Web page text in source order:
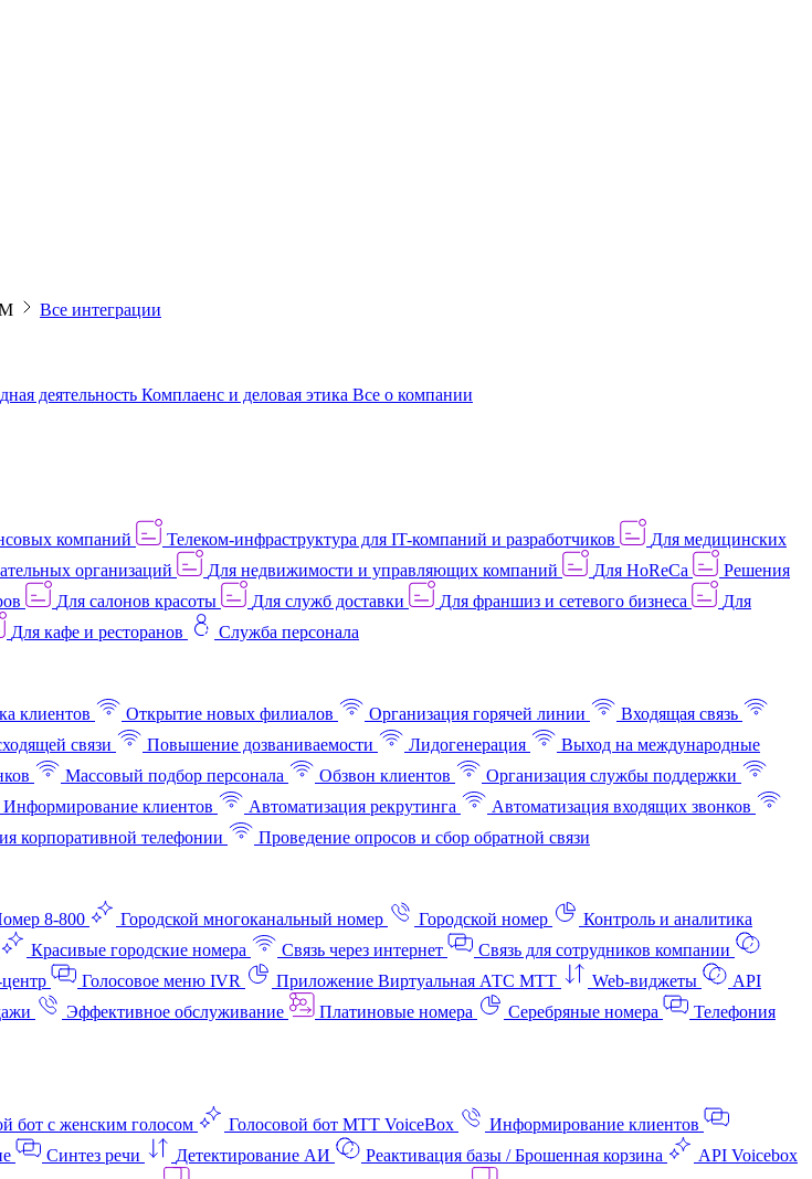
Все интеграции
деятельность Комплаенс и деловая этика Все о компании
компаний Телеком-инфраструктура для IT-компаний и разработчиков
Для медицинских
организаций Для недвижимости и управляющих компаний Для HoReCa
Решения
Для салонов красоты Для служб доставки Для франшиз и сетевого бизнеса
Для
Для кафе и ресторанов
Служба персонала
клиентов Открытие новых филиалов Организация горячей линии
Входящая связь
связи Повышение дозваниваемости Лидогенерация
Выход на международные
Массовый подбор персонала Обзвон клиентов
Организация службы поддержки
Информирование клиентов Автоматизация рекрутинга
Автоматизация входящих звонков
корпоративной телефонии
Проведение опросов и сбор обратной связи
8-800 Городской многоканальный номер Городской номер
Контроль и аналитика
Красивые городские номера Связь через интернет
Связь для сотрудников компании
Голосовое меню IVR Приложение Виртуальная АТС МТТ Web-виджеты
API
Эффективное обслуживание Платиновые номера Серебряные номера
Телефония
бот с женским голосом Голосовой бот МТТ VoiceBox
Информирование клиентов
Синтез речи Детектирование АИ Реактивация базы / Брошенная корзина
API Voicebox